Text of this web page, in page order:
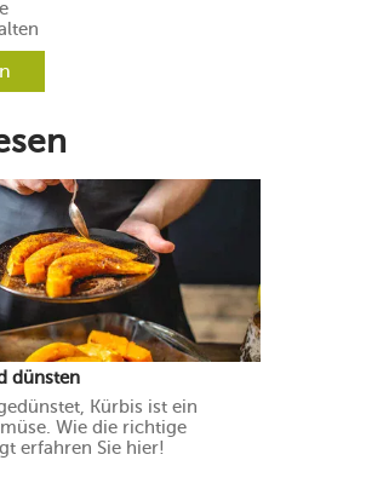
dünsten
Kürbis ist ein
Wie die richtige
erfahren Sie hier!